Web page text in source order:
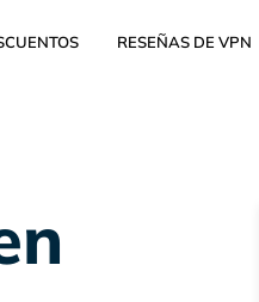
RESEÑAS DE VPN